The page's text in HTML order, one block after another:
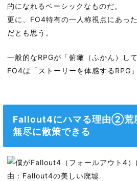
的になれるベーシックなものだ。
更に、FO4特有の一人称視点にあっ
だとも思う。
一般的なRPGが「俯瞰（ふかん）し
FO4は「ストーリーを体感するRPG
Fallout4にハマる理由②荒
無尽に散策できる